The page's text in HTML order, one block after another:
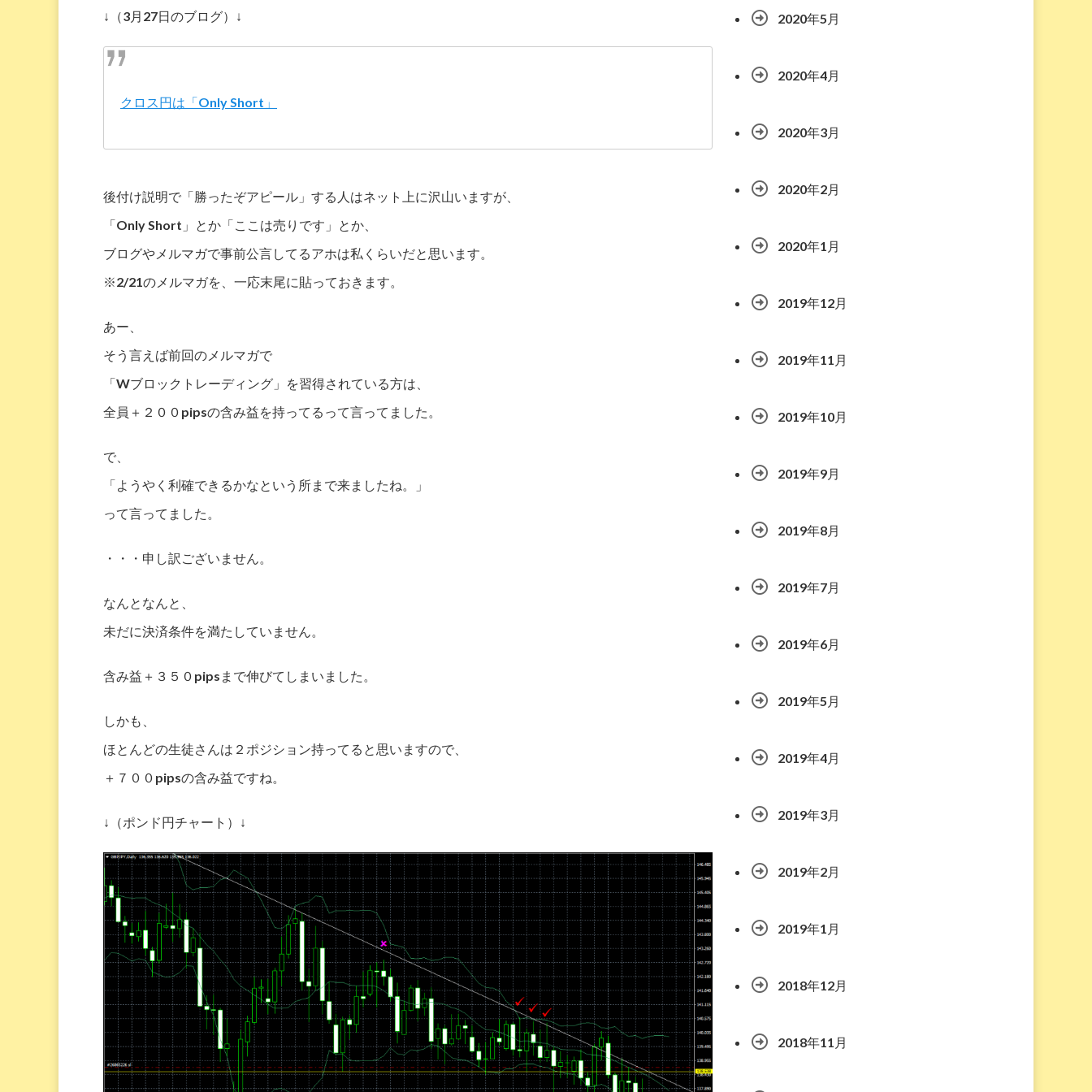
↓（3月27日のブログ）↓
クロス円は「Only Short」
後付け説明で「勝ったぞアピール」する人はネット上に沢山いますが、
「Only Short」とか「ここは売りです」とか、
ブログやメルマガで事前公言してるアホは私くらいだと思います。
※2/21のメルマガを、一応末尾に貼っておきます。
あー、
そう言えば前回のメルマガで
「Wブロックトレーディング」を習得されている方は、
全員＋２００pipsの含み益を持ってるって言ってました。
で、
「ようやく利確できるかなという所まで来ましたね。」
って言ってました。
・・・申し訳ございません。
なんとなんと、
未だに決済条件を満たしていません。
含み益＋３５０pipsまで伸びてしまいました。
しかも、
ほとんどの生徒さんは２ポジション持ってると思いますので、
＋７００pipsの含み益ですね。
↓（ポンド円チャート）↓
2020年5月
2020年4月
2020年3月
2020年2月
2020年1月
2019年12月
2019年11月
2019年10月
2019年9月
2019年8月
2019年7月
2019年6月
2019年5月
2019年4月
2019年3月
2019年2月
2019年1月
2018年12月
2018年11月